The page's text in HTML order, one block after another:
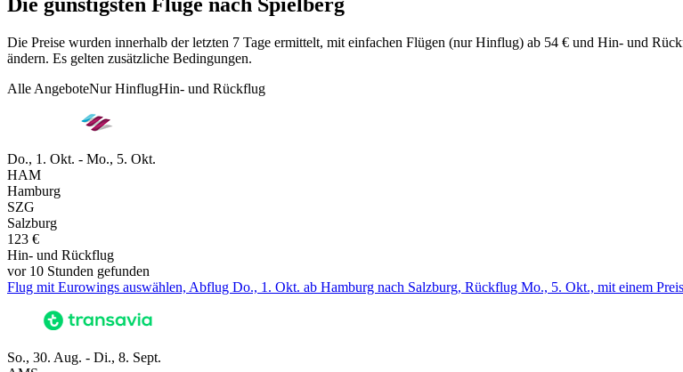
Die günstigsten Flüge nach Spielberg
Die Preise wurden innerhalb der letzten 7 Tage ermittelt, mit einfachen Flügen (nur Hinflug) ab 54 € und Hin- und
ändern. Es gelten zusätzliche Bedingungen.
Alle AngeboteNur HinflugHin- und Rückflug
Do., 1. Okt. - Mo., 5. Okt.
HAM
Hamburg
SZG
Salzburg
123 €
Hin- und Rückflug
vor 10 Stunden gefunden
Flug mit Eurowings auswählen, Abflug Do., 1. Okt. ab Hamburg nach Salzburg, Rückflug Mo., 5. Okt., mit einem
So., 30. Aug. - Di., 8. Sept.